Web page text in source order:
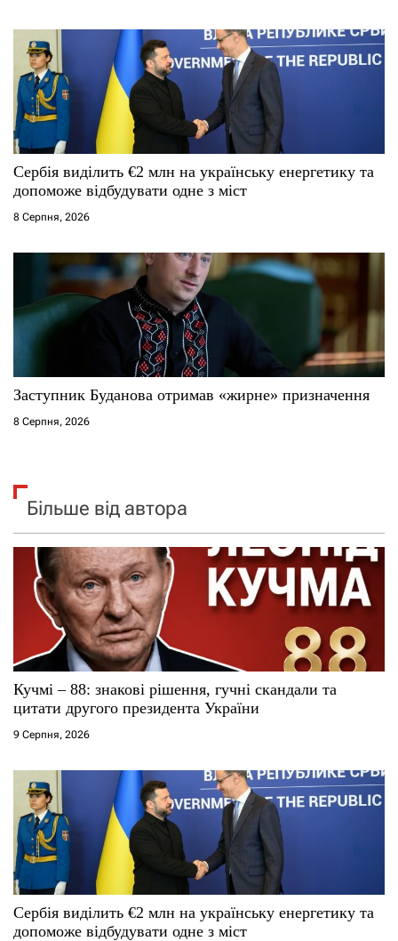
Сербія виділить €2 млн на українську енергетику та
допоможе відбудувати одне з міст
8 Серпня, 2026
Заступник Буданова отримав «жирне» призначення
8 Серпня, 2026
Більше від автора
Кучмі – 88: знакові рішення, гучні скандали та
цитати другого президента України
9 Серпня, 2026
Сербія виділить €2 млн на українську енергетику та
допоможе відбудувати одне з міст